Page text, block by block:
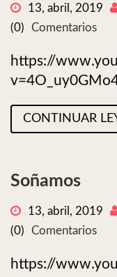
13, abril, 2019
(0)
Comentarios
https://
CONTINUAR
Soñamos
13, abril, 2019
(0)
Comentarios
https://